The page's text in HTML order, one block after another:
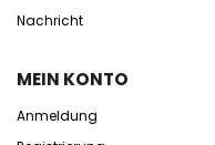
Nachricht
MEIN KONTO
Anmeldung